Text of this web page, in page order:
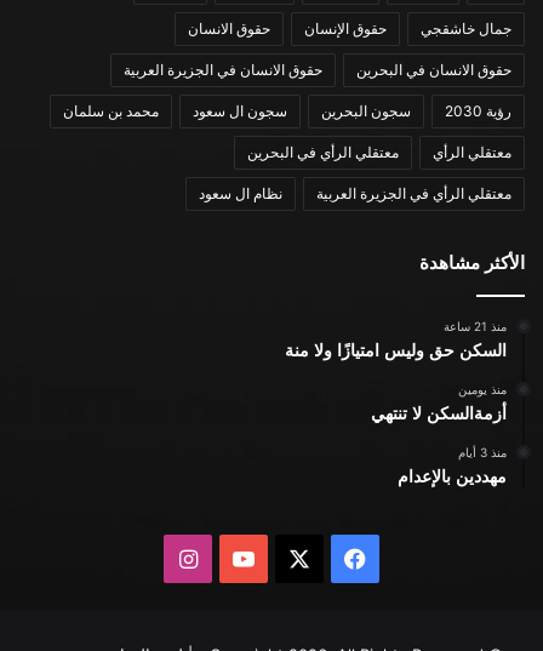
جمال خاشقجي حقوق الإنسان حقوق الانسان
حقوق الانسان في البحرين حقوق الانسان في الجزيرة العربية
رؤية 2030 سجون البحرين سجون ال سعود محمد بن سلمان
معتقلي الرأي معتقلي الرأي في البحرين
معتقلي الرأي في الجزيرة العربية نظام ال سعود
الأكثر مشاهدة
منذ 21 ساعة
السكن حق وليس امتيازًا ولا منة
منذ يومين
أزمةالسكن لا تنتهي
منذ 3 أيام
مهددين بالإعدام
فيسبوك يوتيوبانستقرام